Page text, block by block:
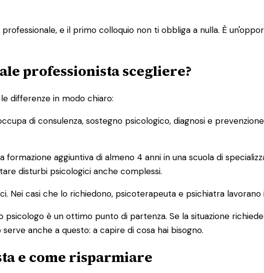
e il primo colloquio non ti obbliga a nulla. È
professionista scegliere?
differenze in modo chiaro:
di consulenza, sostegno psicologico, diagnosi e
aggiuntiva di almeno 4 anni in una scuola di
disturbi psicologici anche complessi.
Nei casi che lo richiedono, psicoterapeuta e psichiatra lavorano
è un ottimo punto di partenza. Se la situazione
anche a questo: a capire di cosa hai bisogno.
e come risparmiare